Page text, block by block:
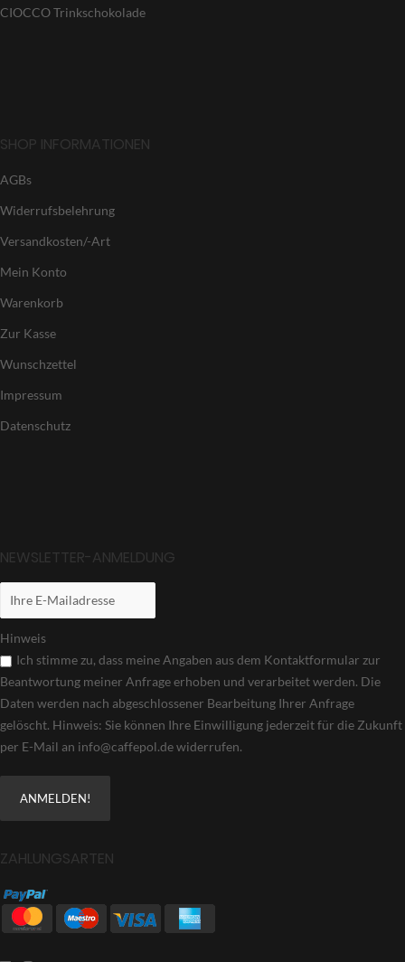
CIOCCO Trinkschokolade
SHOP INFORMATIONEN
AGBs
Widerrufsbelehrung
Versandkosten/-Art
Mein Konto
Warenkorb
Zur Kasse
Wunschzettel
Impressum
Datenschutz
NEWSLETTER-ANMELDUNG
Hinweis
Ich stimme zu, dass meine Angaben aus dem Kontaktformular zur
Beantwortung meiner Anfrage erhoben und verarbeitet werden. Die
Daten werden nach abgeschlossener Bearbeitung Ihrer Anfrage
gelöscht. Hinweis: Sie können Ihre Einwilligung jederzeit für die Zukunft
per E-Mail an info@caffepol.de widerrufen.
ZAHLUNGSARTEN